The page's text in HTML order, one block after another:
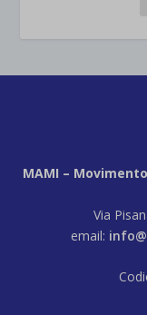
MAMI –
Via
email: